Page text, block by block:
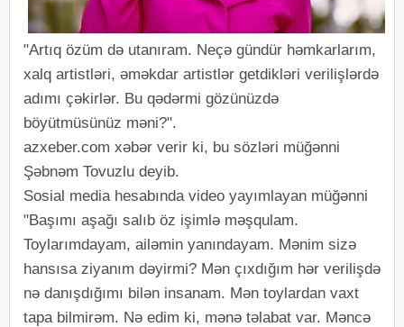
"Artıq özüm də utanıram. Neçə gündür həmkarlarım,
xalq artistləri, əməkdar artistlər getdikləri verilişlərdə
adımı çəkirlər. Bu qədərmi gözünüzdə
böyütmüsünüz məni?".
azxeber.com xəbər verir ki, bu sözləri müğənni
Şəbnəm Tovuzlu deyib.
Sosial media hesabında video yayımlayan müğənni
"Başımı aşağı salıb öz işimlə məşqulam.
Toylarımdayam, ailəmin yanındayam. Mənim sizə
hansısa ziyanım dəyirmi? Mən çıxdığım hər verilişdə
nə danışdığımı bilən insanam. Mən toylardan vaxt
tapa bilmirəm. Nə edim ki, mənə təlabat var. Məncə